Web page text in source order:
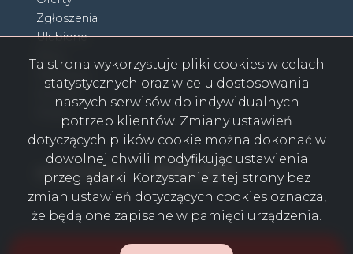
Zgłoszenia
Ulubione
Kontakt
social media Facebook
Facebook
Facebook
Facebook
Facebook
Facebook
Facebook
Ta strona wykorzystuje pliki cookies w celach
statystycznych oraz w celu dostosowania
naszych serwisów do indywidualnych
potrzeb klientów. Zmiany ustawień
dotyczących plików cookie można dokonać w
dowolnej chwili modyfikując ustawienia
przeglądarki. Korzystanie z tej strony bez
zmian ustawień dotyczących cookies oznacza,
że będą one zapisane w pamięci urządzenia.